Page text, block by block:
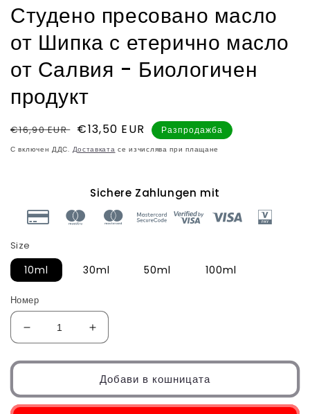
Студено пресовано масло
от Шипка с етерично масло
от Салвия - Биологичен
продукт
Нормална
цена
€16,90 EUR продажна
цена
€13,50 EUR Разпродажба
С включен ДДС. Доставката се изчислява при плащане
Sichere Zahlungen mit
Size
10ml 30ml 50ml 100ml
Номер
Намаляване
на
количеството
Студено
пресовано
Увеличете
количеството
за
Студено
пресовано
масло
Добави в кошницата